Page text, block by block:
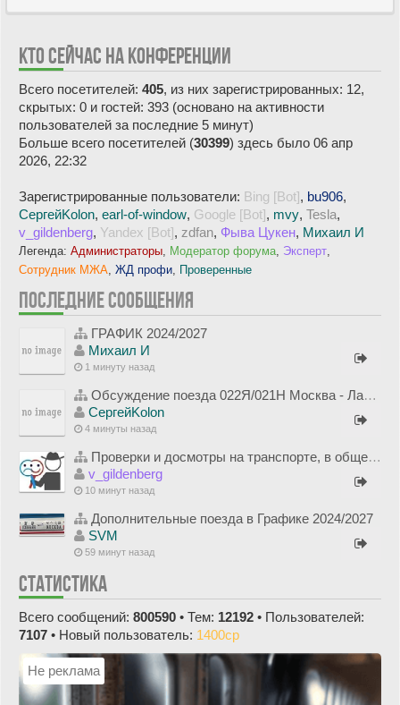
КТО СЕЙЧАС НА КОНФЕРЕНЦИИ
Всего посетителей: 405, из них зарегистрированных: 12,
скрытых: 0 и гостей: 393 (основано на активности
пользователей за последние 5 минут)
Больше всего посетителей (30399) здесь было 06 апр
2026, 22:32
Зарегистрированные пользователи: Bing [Bot], bu906,
СергейKolon, earl-of-window, Google [Bot], mvy, Tesla,
v_gildenberg, Yandex [Bot], zdfan, Фыва Цукен, Михаил И
Легенда: Администраторы, Модератор форума, Эксперт,
Сотрудник МЖА, ЖД профи, Проверенные
ПОСЛЕДНИЕ СООБЩЕНИЯ
ГРАФИК 2024/2027
Михаил И
1 минуту назад
Обсуждение поезда 022Я/021Н Москва - Лабытнанги
СергейKolon
4 минуты назад
Проверки и досмотры на транспорте, в общественных зданиях, на границе и рядом (обсуждения и проблемы)
v_gildenberg
10 минут назад
Дополнительные поезда в Графике 2024/2027
SVM
59 минут назад
СТАТИСТИКА
Всего сообщений: 800590 • Тем: 12192 • Пользователей:
7107 • Новый пользователь: 1400cp
Не реклама